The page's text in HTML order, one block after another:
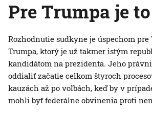
Pre Trumpa je
Rozhodnutie sudkyne je úspechom pre
Trumpa, ktorý je už takmer istým
kandidátom na prezidenta. Jeho
oddialiť začatie celkom štyroch
kauzách až po voľbách, keď by v
mohli byť federálne obvinenia proti